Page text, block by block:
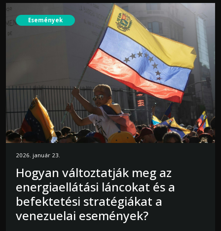
Események
2026. január 23.
Hogyan változtatják meg az
energiaellátási láncokat és a
befektetési stratégiákat a
venezuelai események?